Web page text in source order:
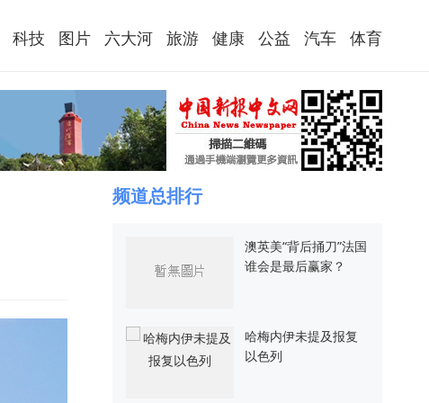
科技 图片 六大河 旅游 健康 公益 汽车 体育
频道总排行
澳英美“背后捅刀”法国
谁会是最后赢家？
哈梅内伊未提及报复
以色列